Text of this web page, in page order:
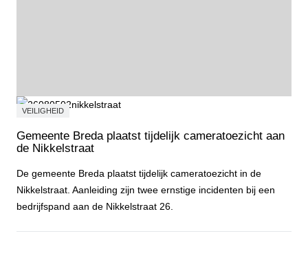
VEILIGHEID
Gemeente Breda plaatst tijdelijk cameratoezicht aan
de Nikkelstraat
De gemeente Breda plaatst tijdelijk cameratoezicht in de
Nikkelstraat. Aanleiding zijn twee ernstige incidenten bij een
bedrijfspand aan de Nikkelstraat 26.